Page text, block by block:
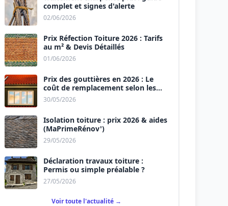
complet et signes d'alerte
02/06/2026
Prix Réfection Toiture 2026 : Tarifs
au m² & Devis Détaillés
01/06/2026
Prix des gouttières en 2026 : Le
coût de remplacement selon les
matériaux
30/05/2026
Isolation toiture : prix 2026 & aides
(MaPrimeRénov')
29/05/2026
Déclaration travaux toiture :
Permis ou simple préalable ?
27/05/2026
Voir toute l'actualité →